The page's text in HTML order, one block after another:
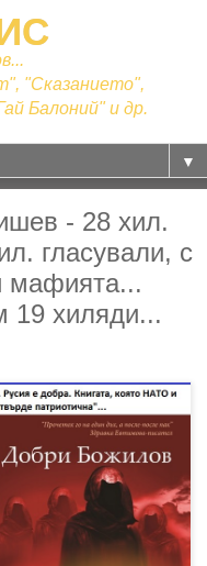
"Сказанието",
Балоний" и др.
▼
- 28 хил.
гласували, с
мафията...
19 хиляди...